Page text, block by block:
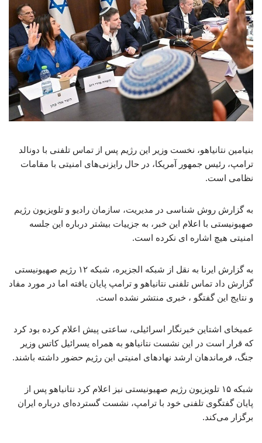
بنیامین نتانیاهو، نخست ‌وزیر این رژیم پس از تماس تلفنی با دونالد
ترامپ، رئیس ‌جمهور آمریکا، در حال رایزنی‌های امنیتی با مقامات
نظامی است.
به گزارش روش شناسی در مدیریت، سازمان رادیو و تلویزیون رژیم
صهیونیستی با اعلام این خبر، به جزییات بیشتر درباره این جلسه
امنیتی هیچ اشاره ای نکرده است.
به گزارش ایرنا به نقل از شبکه الجزیره، شبکه ۱۲ رژیم صهیونیستی
گزارش داد تماس تلفنی نتانیاهو و ترامپ پایان یافته اما در مورد مفاد
و نتایج این گفتگو ، خبری منتشر نشده است.
عمیخای اشتاین خبرنگار اسرائیلی، ساعتی پیش اعلام کرده بود کرد
که قرار است در این نشست نتانیاهو به همراه یسرائیل کاتس وزیر
جنگ، فرماندهان ارشد نهادهای امنیتی این رژیم حضور داشته باشند.
شبکه ۱۵ تلویزیون رژیم صهیونیستی نیز اعلام کرد نتانیاهو پس از
پایان گفتگوی تلفنی خود با ترامپ، نشست گسترده‌ای درباره ایران
برگزار می‌کند.